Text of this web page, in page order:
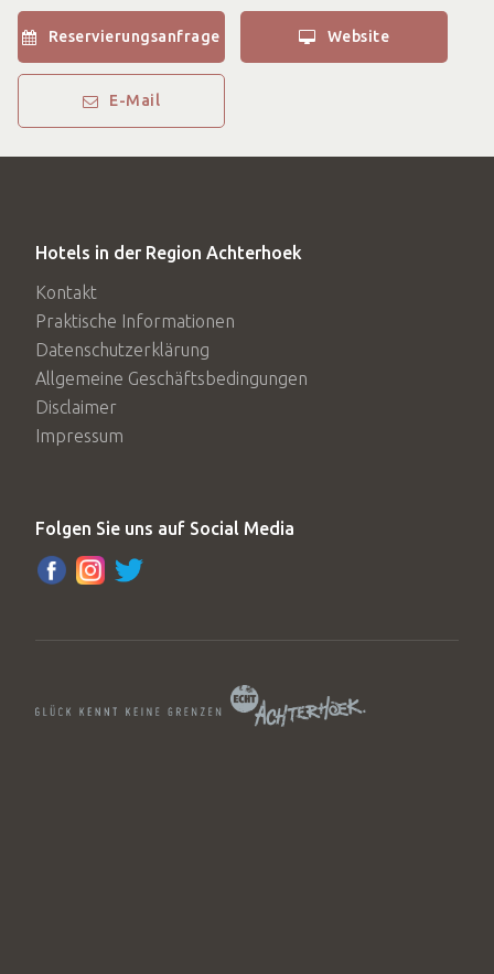
* exkl. Kurtaxe 2,90 € p. P. pro Nacht)
275,00 Euro
möglich ist:
127,50 € pro Person bei 2 Personen
1 Person: 230,00 €
Reservierungsanfrage Website
E-Mail
Hotels in der Region Achterhoek
Kontakt
Praktische Informationen
Datenschutzerklärung
Allgemeine Geschäftsbedingungen
Disclaimer
Impressum
Folgen Sie uns auf Social Media